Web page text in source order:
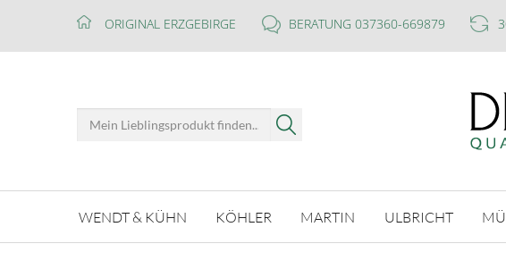
ORIGINAL ERZGEBIRGE BERATUNG 037360-669879
WENDT & KÜHN KÖHLER MARTIN ULBRICHT